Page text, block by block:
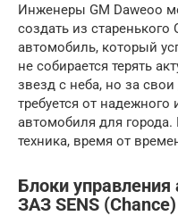
Инженеры GM Daweoo
создать из
автомобиль, который
не собирается терять
звезд с неба, но за
требуется от надежного
автомобиля для
техника, время от
Блоки
ЗАЗ SENS (Chance)